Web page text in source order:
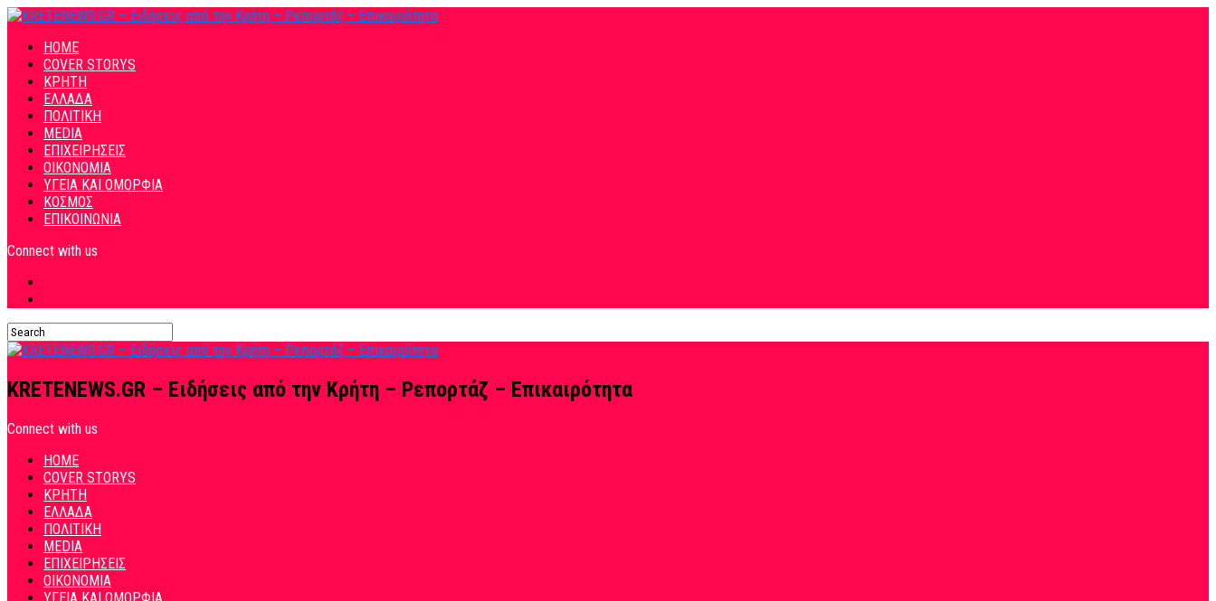
HOME
COVER STORYS
ΚΡΗΤΗ
ΕΛΛΑΔΑ
ΠΟΛΙΤΙΚΗ
MEDIA
ΕΠΙΧΕΙΡΗΣΕΙΣ
ΟΙΚΟΝΟΜΙΑ
ΥΓΕΙΑ ΚΑΙ ΟΜΟΡΦΙΑ
ΚΟΣΜΟΣ
ΕΠΙΚΟΙΝΩΝΙΑ
Connect with us
KRETENEWS.GR – Ειδήσεις από την Κρήτη – Ρεπορτάζ – Επικαιρότητα
Connect with us
HOME
COVER STORYS
ΚΡΗΤΗ
ΕΛΛΑΔΑ
ΠΟΛΙΤΙΚΗ
MEDIA
ΕΠΙΧΕΙΡΗΣΕΙΣ
ΟΙΚΟΝΟΜΙΑ